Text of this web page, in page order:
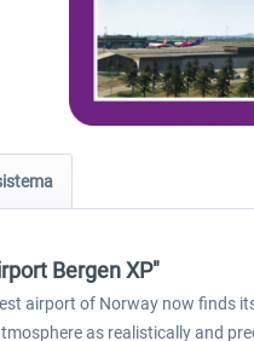
Bergen XP"
airport of Norway now finds
as realistically and